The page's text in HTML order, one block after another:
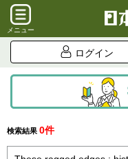
メニュー
ログイン
検索結果 0件